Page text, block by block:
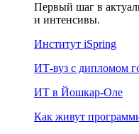
Первый шаг в
и интенсивы.
Институт iSpring
ИТ-вуз с дипломом
ИТ в Йошкар-Оле
Как живут